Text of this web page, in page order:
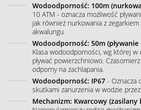
Wodoodporność: 100m
10 ATM - oznacza możliwość
jak również nurkowania z
akwalungu
Wodoodporność: 50m
Klasa wodoodporności, wg której w
pływać powierzchniowo.
odporny na zachlapania.
Wodoodporność: IP67 - Oznacza
skutkami zanurzenia w wodzie
Mechanizm: Kwarcowy (zasilany